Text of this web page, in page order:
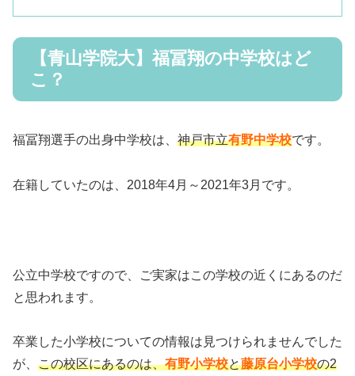
【青山学院大】福冨翔の中学校はど
こ？
福冨翔選手の出身中学校は、 神戸市立有野中学校です。
在籍していたのは、2018年4月～2021年3月です。
公立中学校ですので、ご実家はこの学校の近くにあるのだ
と思われます。
卒業した小学校についての情報は見つけられませんでした
が、 この校区にあるのは、有野小学校と藤原台小学校の2